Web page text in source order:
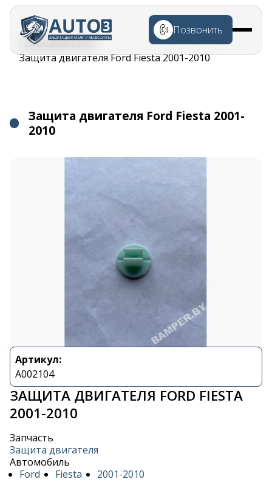
Перейти к
основному
содержанию
Позвонить
Строка
навигации
ГлавнаяКаталог
Защита двигателя Ford Fiesta 2001-2010
Защита двигателя Ford Fiesta 2001-
2010
Артикул:
A002104
ЗАЩИТА ДВИГАТЕЛЯ FORD FIESTA
2001-2010
Запчасть
Защита двигателя
Автомобиль
Ford
Fiesta
2001-2010